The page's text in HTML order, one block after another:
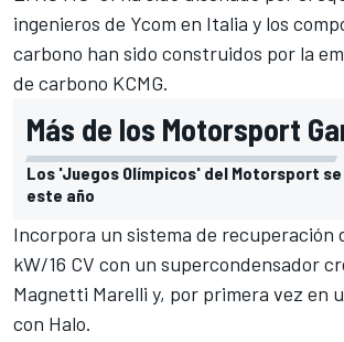
ingenieros de Ycom en Italia y los
carbono han sido construidos por la
de carbono KCMG.
Más de los Motorsport
Los 'Juegos Olímpicos' del Motorsport
este año
Incorpora un sistema de recuperación
kW/16 CV con un supercondensador
Magnetti Marelli y, por primera vez en
con Halo.